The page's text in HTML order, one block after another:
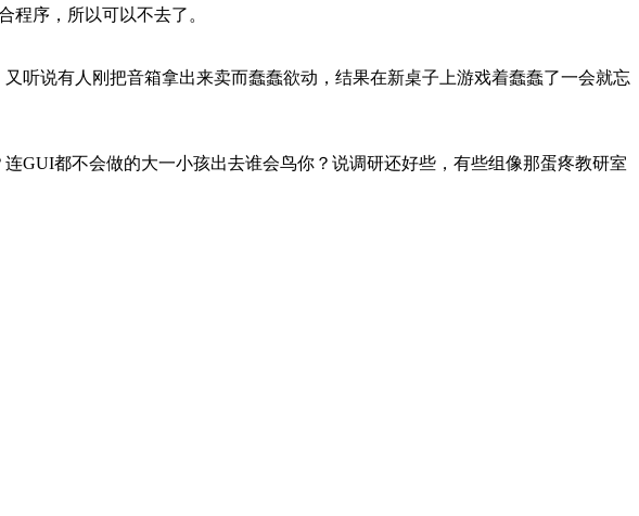
程序，所以可以不去了。
听说有人刚把音箱拿出来卖而蠢蠢欲动，结果在新桌子上游戏着蠢蠢了一会就忘
GUI都不会做的大一小孩出去谁会鸟你？说调研还好些，有些组像那蛋疼教研室